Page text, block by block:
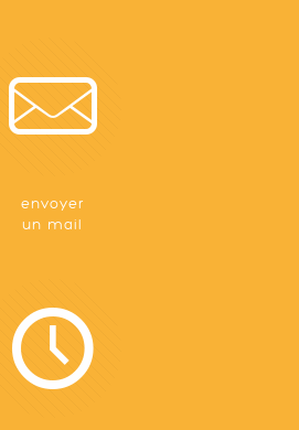
envoyer
un mail